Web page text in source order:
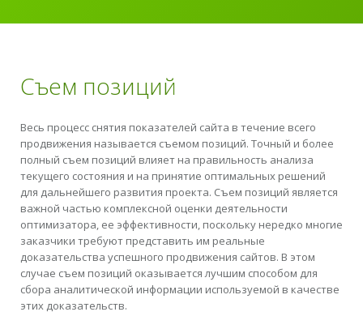
Съем позиций
Весь процесс снятия показателей сайта в течение всего
продвижения называется съемом позиций. Точный и более
полный съем позиций влияет на правильность анализа
текущего состояния и на принятие оптимальных решений
для дальнейшего развития проекта. Съем позиций является
важной частью комплексной оценки деятельности
оптимизатора, ее эффективности, поскольку нередко многие
заказчики требуют представить им реальные
доказательства успешного продвижения сайтов. В этом
случае съем позиций оказывается лучшим способом для
сбора аналитической информации используемой в качестве
этих доказательств.